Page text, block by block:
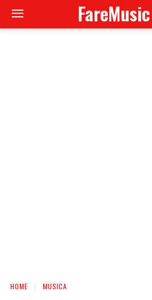
FareMusic
HOME MUSICA